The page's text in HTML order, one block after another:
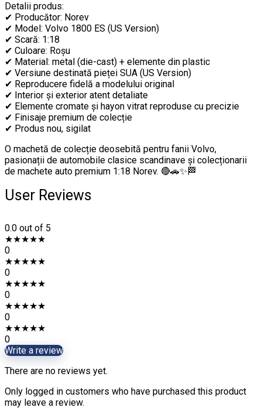
Detalii produs:
✔ Producător: Norev
✔ Model: Volvo 1800 ES (US Version)
✔ Scară: 1:18
✔ Culoare: Roșu
✔ Material: metal (die-cast) + elemente din plastic
✔ Versiune destinată pieței SUA (US Version)
✔ Reproducere fidelă a modelului original
✔ Interior și exterior atent detaliate
✔ Elemente cromate și hayon vitrat reproduse cu precizie
✔ Finisaje premium de colecție
✔ Produs nou, sigilat
O machetă de colecție deosebită pentru fanii Volvo,
pasionații de automobile clasice scandinave și colecționarii
de machete auto premium 1:18 Norev. 🔴🚗✨🏁
User Reviews
0.0 out of 5
★★★★★
0
★★★★★
0
★★★★★
0
★★★★★
0
★★★★★
0
Write a review
There are no reviews yet.
Only logged in customers who have purchased this product
may leave a review.